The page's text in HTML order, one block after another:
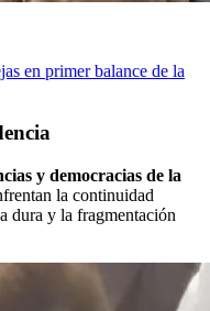
en primer balance de la
y democracias de la
la continuidad
dura y la fragmentación